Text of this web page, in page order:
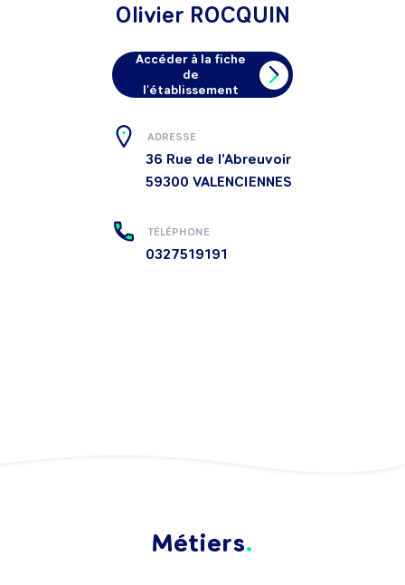
Olivier ROCQUIN
Accéder à la fiche
de
l'établissement
ADRESSE
36 Rue de l'Abreuvoir
59300 VALENCIENNES
TÉLÉPHONE
0327519191
Métiers